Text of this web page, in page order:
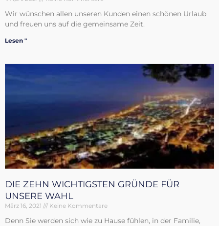
Wir wünschen allen unseren Kunden einen schönen Urlaub
und freuen uns auf die gemeinsame Zeit.
Lesen "
DIE ZEHN WICHTIGSTEN GRÜNDE FÜR
UNSERE WAHL
März 16, 2021 Keine Kommentare
Denn Sie werden sich wie zu Hause fühlen, in der Familie,